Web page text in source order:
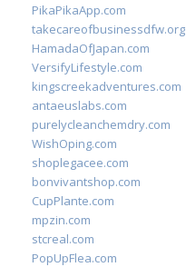
PikaPikaApp.com
takecareofbusinessdfw.org
HamadaOfJapan.com
VersifyLifestyle.com
kingscreekadventures.com
antaeuslabs.com
purelycleanchemdry.com
WishOping.com
shoplegacee.com
bonvivantshop.com
CupPlante.com
mpzin.com
stcreal.com
PopUpFlea.com